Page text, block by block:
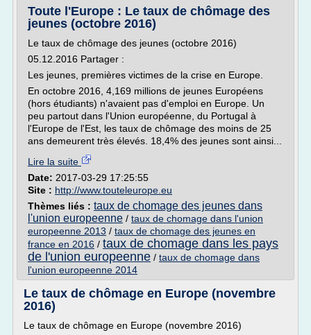
Toute l'Europe : Le taux de chômage des
jeunes (octobre 2016)
Le taux de chômage des jeunes (octobre 2016)
05.12.2016 Partager :
Les jeunes, premières victimes de la crise en Europe.
En octobre 2016, 4,169 millions de jeunes Européens
(hors étudiants) n'avaient pas d'emploi en Europe. Un
peu partout dans l'Union européenne, du Portugal à
l'Europe de l'Est, les taux de chômage des moins de 25
ans demeurent très élevés. 18,4% des jeunes sont ainsi...
Lire la suite
Date: 2017-03-29 17:25:55
Site : http://www.touteleurope.eu
Thèmes liés : taux de chomage des jeunes dans
l'union europeenne / taux de chomage dans l'union
europeenne 2013 / taux de chomage des jeunes en
france en 2016 / taux de chomage dans les pays
de l'union europeenne / taux de chomage dans
l'union europeenne 2014
Le taux de chômage en Europe (novembre
2016)
Le taux de chômage en Europe (novembre 2016)